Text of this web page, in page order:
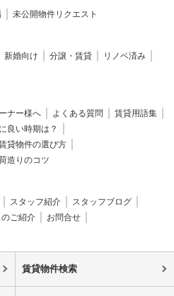
未公開物件リクエスト
新婚向け 分譲・賃貸
リノベ済み
ナー様へ よくある質問
賃貸用語集
良い時期は？
貸物件の選び方
造りのコツ
スタッフ紹介
スタッフブログ
ご紹介
お問合せ
賃貸物件検索